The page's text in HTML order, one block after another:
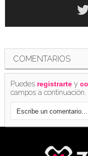
COMENTARIOS
Puedes registrarte y
campos a continuación.